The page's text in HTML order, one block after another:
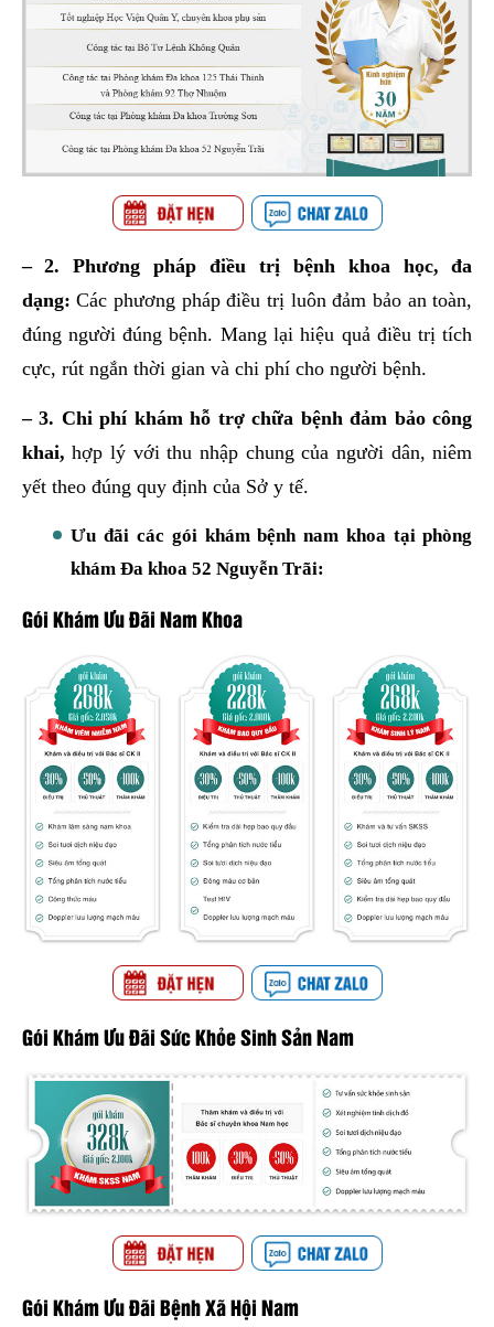
– 2. Phương pháp điều trị bệnh khoa học, đa
dạng: Các phương pháp điều trị luôn đảm bảo an toàn,
đúng người đúng bệnh. Mang lại hiệu quả điều trị tích
cực, rút ngắn thời gian và chi phí cho người bệnh.
– 3. Chi phí khám hỗ trợ chữa bệnh đảm bảo công
khai, hợp lý với thu nhập chung của người dân, niêm
yết theo đúng quy định của Sở y tế.
Ưu đãi các gói khám bệnh nam khoa tại phòng
khám Đa khoa 52 Nguyễn Trãi:
Gói Khám Ưu Đãi Nam Khoa
Gói Khám Ưu Đãi Sức Khỏe Sinh Sản Nam
Gói Khám Ưu Đãi Bệnh Xã Hội Nam